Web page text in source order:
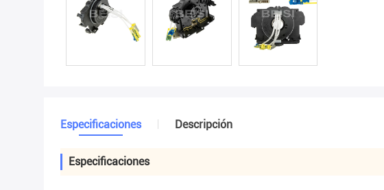
Especificaciones Descripción
Especificaciones